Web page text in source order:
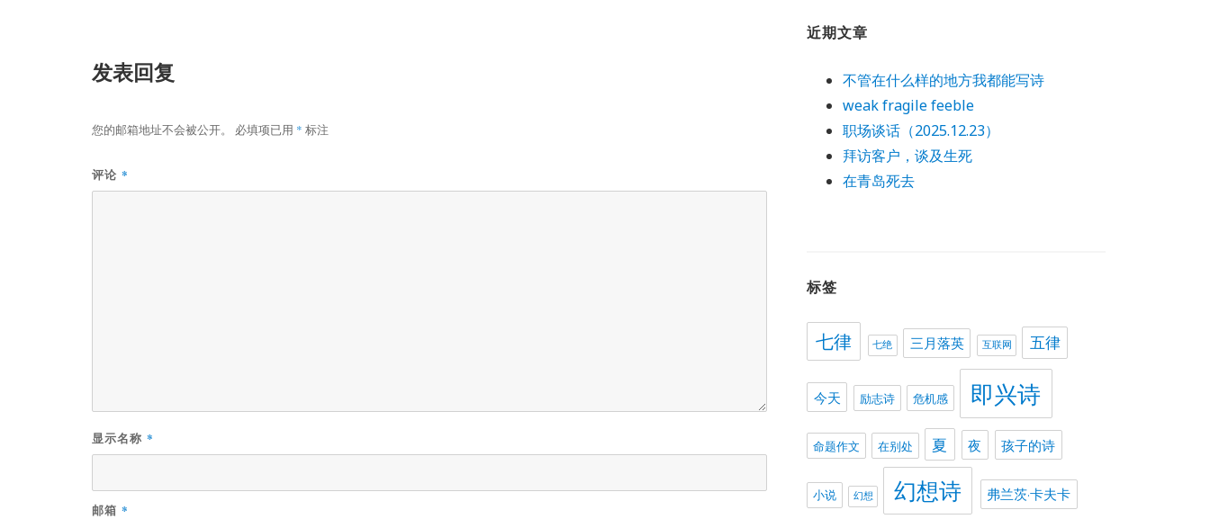
发表回复
您的邮箱地址不会被公开。 必填项已用 * 标注
评论 *
显示名称 *
邮箱 *
近期文章
不管在什么样的地方我都能写诗
weak fragile feeble
职场谈话（2025.12.23）
拜访客户，谈及生死
在青岛死去
标签
七律 七绝 三月落英 互联网 五律
今天 励志诗 危机感 即兴诗
命题作文 在别处 夏 夜 孩子的诗
小说 幻想 幻想诗 弗兰茨·卡夫卡